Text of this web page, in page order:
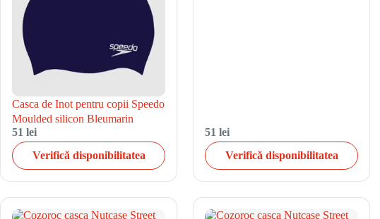
Casca de Inot pentru copii Speedo
Moulded silicon Bleumarin
51 lei
Verifică disponibilitatea
51 lei
Verifică disponibilitatea